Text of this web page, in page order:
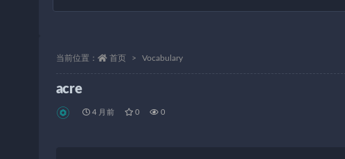
当前位置： 首页 Vocabulary
acre
4 月前 0 0